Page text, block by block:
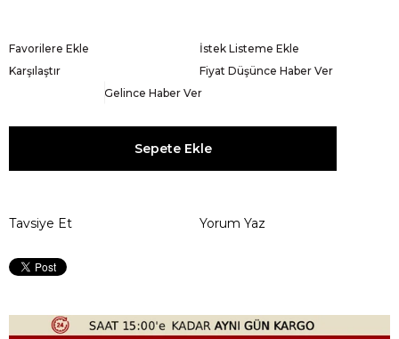
Favorilere Ekle
İstek Listeme Ekle
Karşılaştır
Fiyat Düşünce Haber Ver
Gelince Haber Ver
Tavsiye Et Yorum Yaz